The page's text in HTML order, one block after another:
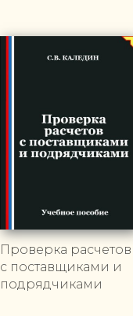
Проверка расчетов
с поставщиками и
подрядчиками